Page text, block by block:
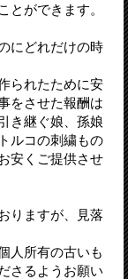
とができます。
にどれだけの時
られたために安
をさせた報酬は
き継ぐ娘、孫娘
ルコの刺繍もの
安くご提供させ
りますが、見落
人所有の古いも
さるようお願い